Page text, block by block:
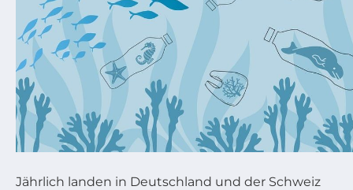
Jährlich landen in Deutschland und der Schweiz